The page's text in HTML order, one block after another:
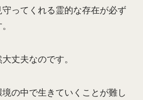
ってくれる霊的な存在が必ず
丈夫なのです。
の中で生きていくことが難し